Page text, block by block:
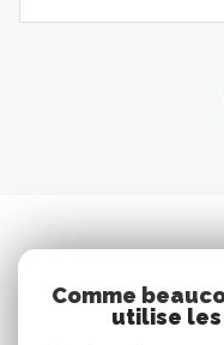
Comme
utilise